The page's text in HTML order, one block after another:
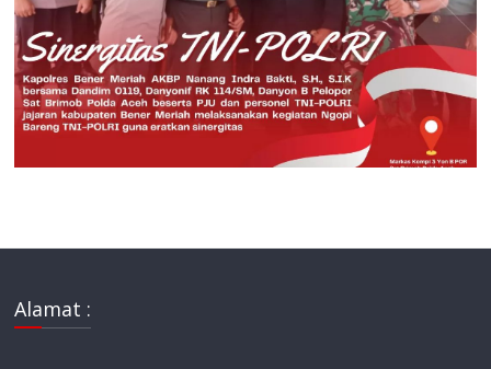
Alamat :